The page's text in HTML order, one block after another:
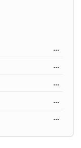
...
...
...
...
...